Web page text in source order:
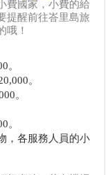
費國家，小費的給
提醒前往峇里島旅
哦！
。
。
。
。
，各服務人員的小